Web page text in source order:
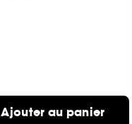
Ajouter au panier